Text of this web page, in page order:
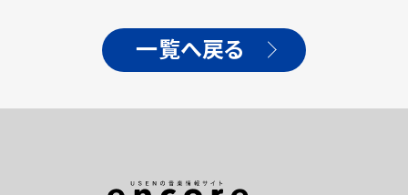
一覧へ戻る